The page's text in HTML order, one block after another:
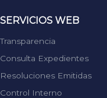
SERVICIOS WEB
Transparencia
Consulta Expedientes
Resoluciones Emitidas
Control Interno